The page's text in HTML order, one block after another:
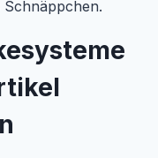
Schnäppchen.